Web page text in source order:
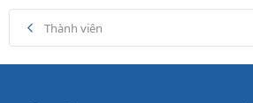
Thành viên